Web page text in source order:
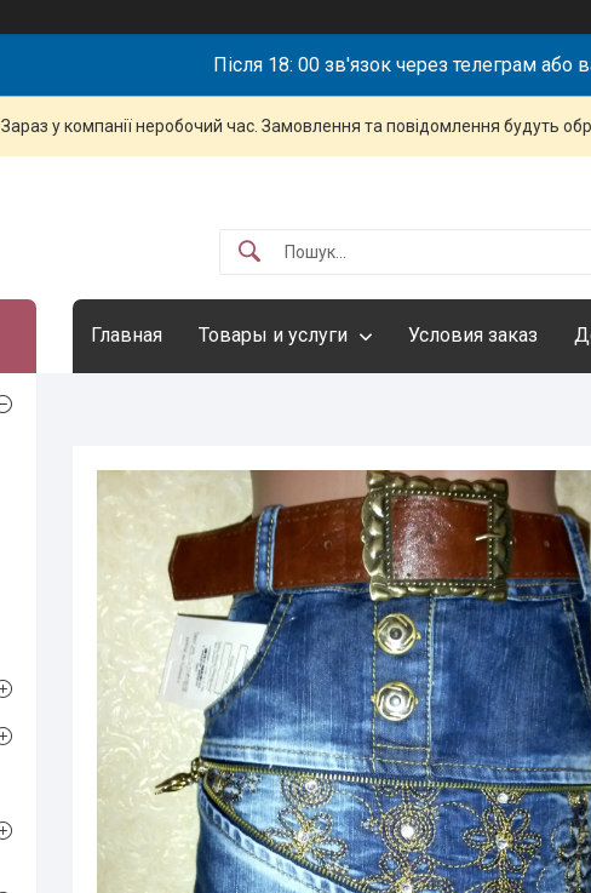
Після 18: 00 зв'язок через телеграм або
Зараз у компанії неробочий час. Замовлення та повідомлення будуть
Главная Товары и услуги Условия заказ